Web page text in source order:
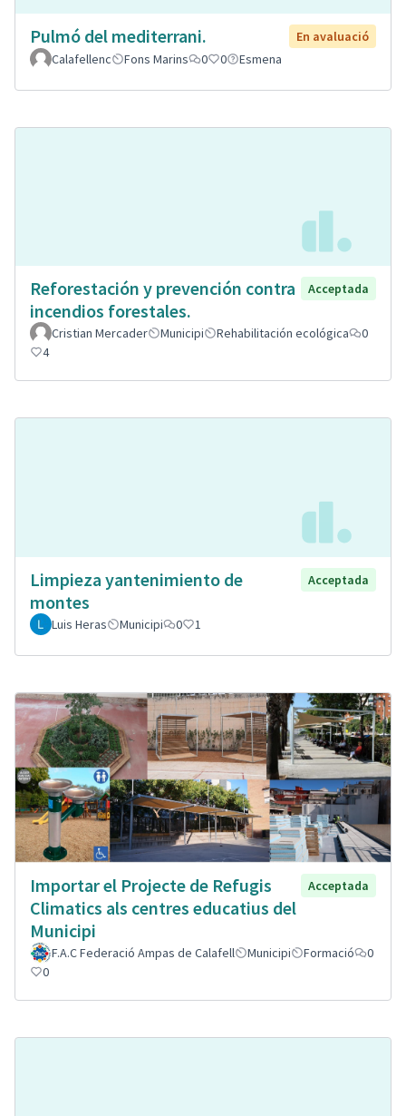
Pulmó del mediterrani.
En avaluació
Calafellenc
Fons Marins 0 0 Esmena
Reforestación y prevención contra
incendios forestales.
Acceptada
Cristian Mercader Municipi Rehabilitación ecológica
0
4
Limpieza yantenimiento de
montes
Acceptada
Luis Heras Municipi 0 1
Importar el Projecte de Refugis
Climatics als centres educatius del
Municipi
Acceptada
F.A.C Federació Ampas de Calafell Municipi Formació
0
0